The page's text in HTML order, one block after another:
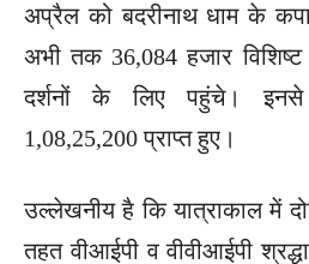
अप्रैल को बदरीनाथ धाम के
अभी तक 36,084 हजार विशिष्ट
दर्शनों के लिए पहुंचे।
1,08,25,200 प्राप्त हुए।
उल्लेखनीय है कि यात्राकाल में
तहत वीआईपी व वीवीआईपी